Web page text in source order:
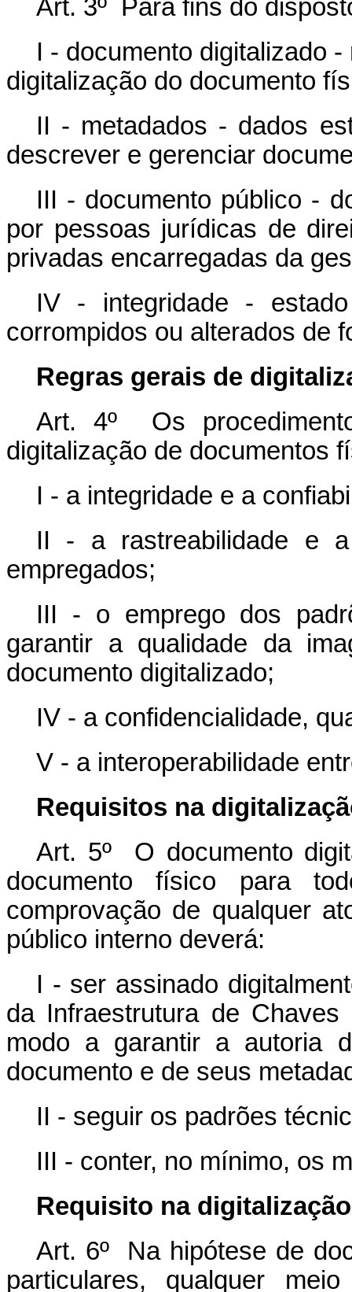
Art. 3º Para fins do
I - documento digitalizado
digitalização do documento
II - metadados - dados
descrever e gerenciar
III - documento público -
por pessoas jurídicas de
privadas encarregadas da
IV - integridade -
corrompidos ou alterados de
Regras gerais de
Art. 4º Os
digitalização de documentos
I - a integridade e a
II - a rastreabilidade e a
empregados;
III - o emprego dos
garantir a qualidade da
documento digitalizado;
IV - a confidencialidade,
V - a interoperabilidade
Requisitos na
Art. 5º O documento
documento físico para
comprovação de qualquer
público interno deverá:
I - ser assinado
da Infraestrutura de
modo a garantir a autoria
documento e de seus
II - seguir os padrões
III - conter, no mínimo, os
Requisito na
Art. 6º Na hipótese de
particulares, qualquer